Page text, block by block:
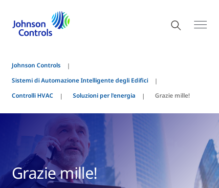
Johnson Controls
Sistemi di Automazione Intelligente degli Edifici
Controlli HVAC
Soluzioni per l'energia Grazie mille!
Grazie mille!